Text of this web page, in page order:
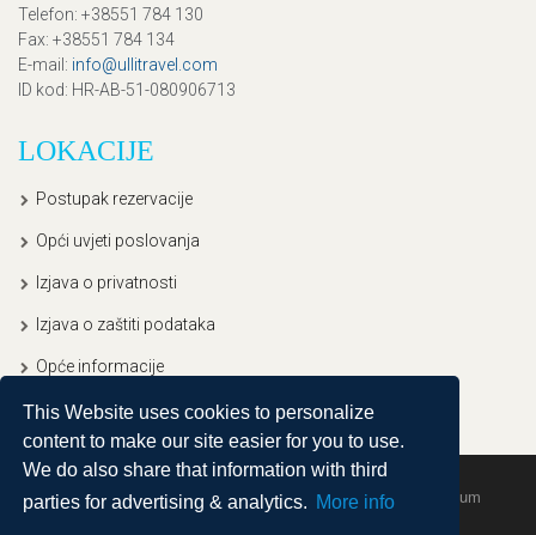
This Website uses cookies to personalize
content to make our site easier for you to use.
We do also share that information with third
parties for advertising & analytics. More info
Telefon: +38551 784 130
Fax: +38551 784 134
E-mail : info@ullitravel.com
ID kod: HR-AB-51-080906713
LOKACIJE
Postupak rezervacije
Opći uvjeti poslovanja
Izjava o privatnosti
Izjava o zaštiti podataka
Opće informacije
Copyright © 2020, Ullitravel |Sitemap| Powered by Agendum